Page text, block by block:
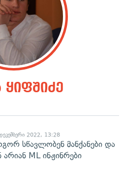
2022, 13:28
სწავლობენ მანქანები და
არიან ML ინჟინრები